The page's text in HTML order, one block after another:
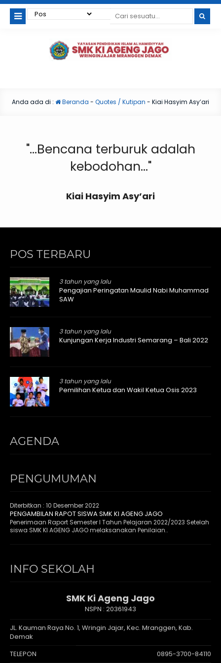
Anda ada di : Beranda - Quotes / Kutipan - Kiai Hasyim Asy’ari
"...Bencana terburuk adalah
kebodohan..."
Kiai Hasyim Asy’ari
POS TERBARU
3 tahun yang lalu
Pengajian Peringatan Maulid Nabi Muhammad
SAW
3 tahun yang lalu
Kunjungan Kerja Industri Semarang – Bali 2022
3 tahun yang lalu
Pemilihan Ketua dan Wakil Ketua Osis 2023
AGENDA
PENGUMUMAN
Diterbitkan : 10 Desember 2022
PENGAMBILAN RAPOT SISWA SMK KI AGENG JAGO
Penerimaan Raport Semester I Tahun Pelajaran 2022/2023 Setelah
siswa SMK KI AGENG JAGO melaksanakan Penilaian..
INFO SEKOLAH
SMK Ki Ageng Jago
NSPN : 20361943
JL. Kauman Raya No. 1, Wringin Jajar, Kec. Mranggen, Kab.
Demak
TELEPON
0895-3700-84110